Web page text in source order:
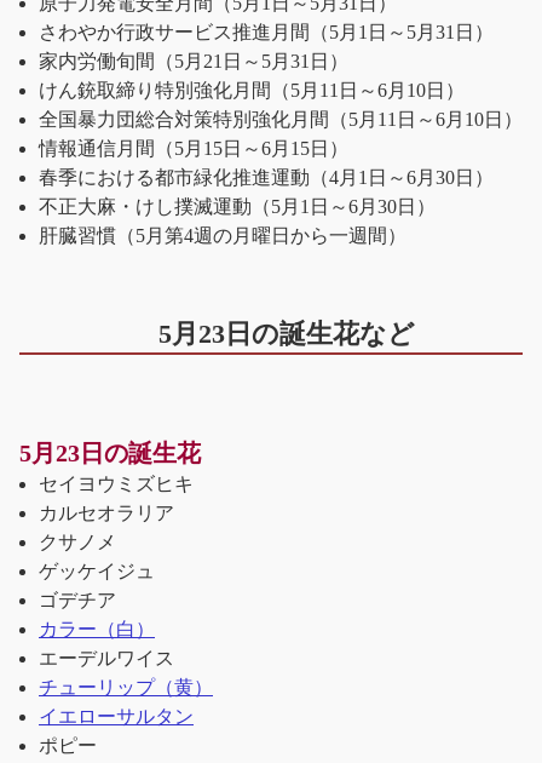
さわやか行政サービス推進月間（5月1日～5月31日）
家内労働旬間（5月21日～5月31日）
けん銃取締り特別強化月間（5月11日～6月10日）
全国暴力団総合対策特別強化月間（5月11日～6月10日）
情報通信月間（5月15日～6月15日）
春季における都市緑化推進運動（4月1日～6月30日）
不正大麻・けし撲滅運動（5月1日～6月30日）
肝臓習慣（5月第4週の月曜日から一週間）
5月23日の誕生花など
5月23日の誕生花
セイヨウミズヒキ
カルセオラリア
クサノメ
ゲッケイジュ
ゴデチア
カラー（白）
エーデルワイス
チューリップ（黄）
イエローサルタン
ポピー